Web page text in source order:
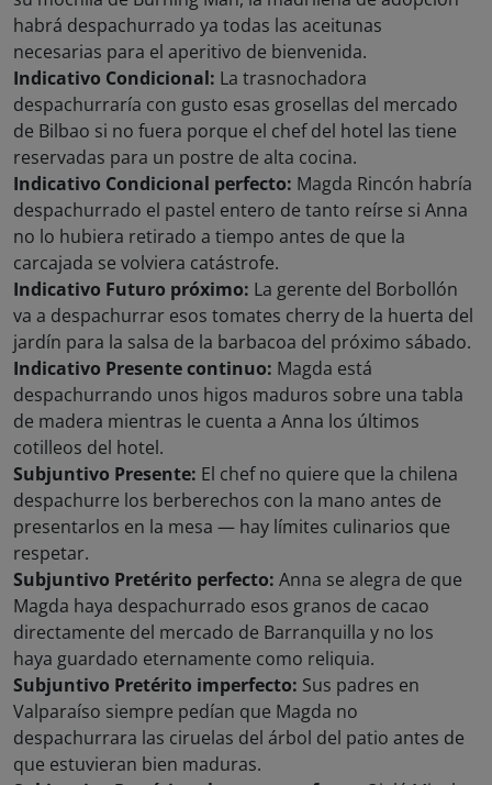
habrá despachurrado ya todas las aceitunas
necesarias para el aperitivo de bienvenida.
Indicativo Condicional: La trasnochadora
despachurraría con gusto esas grosellas del mercado
de Bilbao si no fuera porque el chef del hotel las tiene
reservadas para un postre de alta cocina.
Indicativo Condicional perfecto: Magda Rincón habría
despachurrado el pastel entero de tanto reírse si Anna
no lo hubiera retirado a tiempo antes de que la
carcajada se volviera catástrofe.
Indicativo Futuro próximo: La gerente del Borbollón
va a despachurrar esos tomates cherry de la huerta del
jardín para la salsa de la barbacoa del próximo sábado.
Indicativo Presente continuo: Magda está
despachurrando unos higos maduros sobre una tabla
de madera mientras le cuenta a Anna los últimos
cotilleos del hotel.
Subjuntivo Presente: El chef no quiere que la chilena
despachurre los berberechos con la mano antes de
presentarlos en la mesa — hay límites culinarios que
respetar.
Subjuntivo Pretérito perfecto: Anna se alegra de que
Magda haya despachurrado esos granos de cacao
directamente del mercado de Barranquilla y no los
haya guardado eternamente como reliquia.
Subjuntivo Pretérito imperfecto: Sus padres en
Valparaíso siempre pedían que Magda no
despachurrara las ciruelas del árbol del patio antes de
que estuvieran bien maduras.